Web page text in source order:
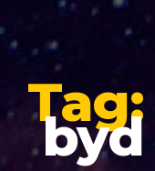
Tag:
byd